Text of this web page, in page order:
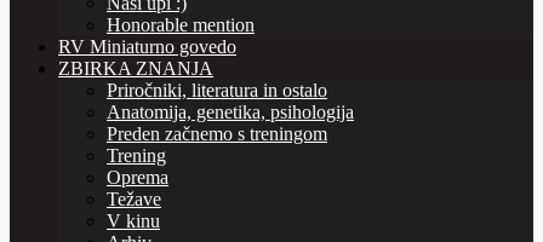
Honorable mention
RV Miniaturno govedo
ZBIRKA ZNANJA
Priročniki, literatura in ostalo
Anatomija, genetika, psihologija
Preden začnemo s treningom
Trening
Oprema
Težave
V kinu